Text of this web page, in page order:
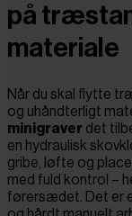
på
materiale
Når du skal flytte
og uhåndterligt
minigraver det
en hydraulisk
gribe, løfte og
med fuld kontrol –
førersædet. Det er